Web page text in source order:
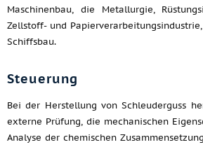
Maschinenbau, die Metallurgie,
Zellstoff- und
Schiffsbau.
Steuerung
Bei der Herstellung von Schleuderguss
externe Prüfung, die mechanischen
Analyse der chemischen